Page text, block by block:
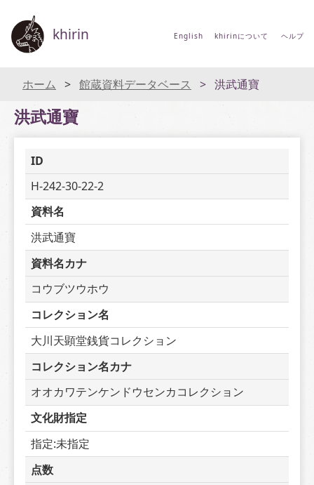
khirin English khirinについて ヘルプ
ホーム 館蔵資料データベース 洪武通寶
洪武通寶
ID
H-242-30-22-2
資料名
洪武通寶
資料名カナ
コウブツウホウ
コレクション名
大川天顕堂銭貨コレクション
コレクション名カナ
オオカワテンケンドウセンカコレクション
文化財指定
指定:未指定
点数